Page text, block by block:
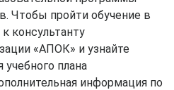
Чтобы пройти обучение в
консультанту
«АПОК» и узнайте
плана
информация по